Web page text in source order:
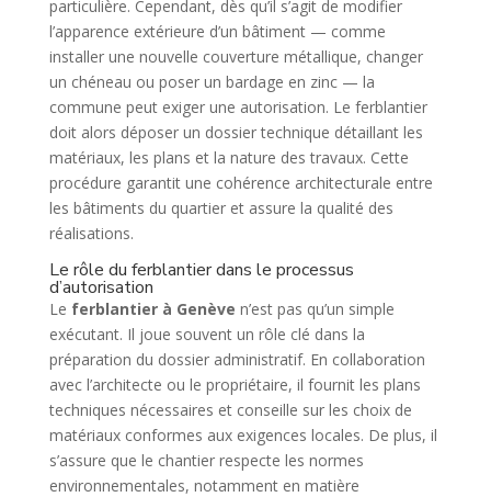
particulière. Cependant, dès qu’il s’agit de modifier
l’apparence extérieure d’un bâtiment — comme
installer une nouvelle couverture métallique, changer
un chéneau ou poser un bardage en zinc — la
commune peut exiger une autorisation. Le ferblantier
doit alors déposer un dossier technique détaillant les
matériaux, les plans et la nature des travaux. Cette
procédure garantit une cohérence architecturale entre
les bâtiments du quartier et assure la qualité des
réalisations.
Le rôle du ferblantier dans le processus
d’autorisation
Le ferblantier à Genève n’est pas qu’un simple
exécutant. Il joue souvent un rôle clé dans la
préparation du dossier administratif. En collaboration
avec l’architecte ou le propriétaire, il fournit les plans
techniques nécessaires et conseille sur les choix de
matériaux conformes aux exigences locales. De plus, il
s’assure que le chantier respecte les normes
environnementales, notamment en matière